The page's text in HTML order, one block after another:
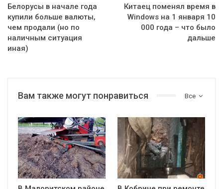
Белорусы в начале года
купили больше валюты,
чем продали (но по
наличным ситуация
иная)
Китаец поменял время в
Windows на 1 января 10
000 года – что было
дальше
Все
Вам также могут понравиться